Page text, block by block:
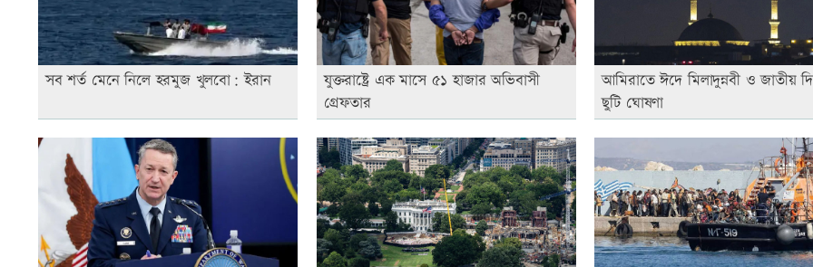
সব শর্ত মেনে নিলে হরমুজ খুলবো: ইরান
যুক্তরাষ্ট্রে এক মাসে ৫১ হাজার অভিবাসী
গ্রেফতার
আমিরাতে ঈদে মিলাদুন্নবী ও জাতীয়
ছুটি ঘোষণা